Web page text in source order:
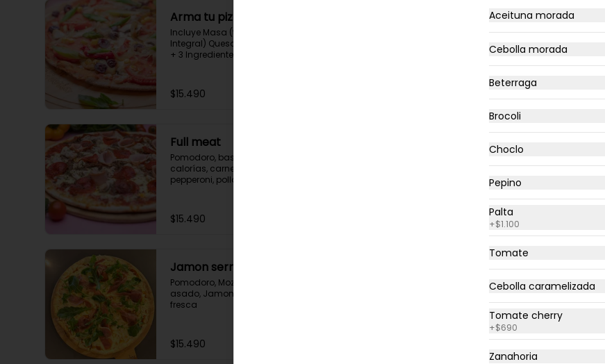
Arma tu pizza
Incluye Masa (tradicional o
Integral) Queso base, Pomodoro
+ 3 Ingredientes a elección.
$15.490
Camaron provenzal
Pomodoro, Mozzarella,
Camaron salteado, Salsa
provenzal
Full meat
Pomodoro, base queso bajo en
calorías, carne mechada,
pepperoni, pollo, jamón y
$15.490
Gringa
mechada, Pollo, Tocino,
Pepperoni
$15.490
Jamon serrano
Pomodoro, Mozzarella, Tomate
asado, Jamon serrano, Rucula
fresca
$15.490
Margarita
Pomodoro, Mozzarella,
Albahaca fresca
$12.490
Aceituna morada
Cebolla morada
Beterraga
Brocoli
Choclo
Pepino
Palta
+$1.100
Tomate
Cebolla caramelizada
Tomate cherry
+$690
Zanahoria